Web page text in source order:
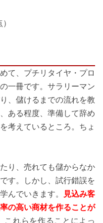
て、プチリタイヤ・プロ
一冊です。サラリーマン
、儲けるまでの流れを教
ある程度、準備して辞め
考えているところ。ちょ
り、売れても儲からなか
す。しかし、試行錯誤を
んでいきます。
見込み客
の高い商材を作ることが
これらを作ることによっ